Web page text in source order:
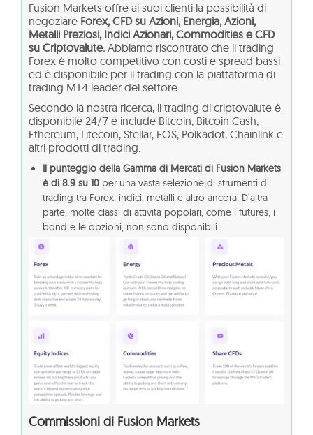
Fusion Markets offre ai suoi clienti la possibilità di
negoziare Forex, CFD su Azioni, Energia, Azioni,
Metalli Preziosi, Indici Azionari, Commodities e CFD
su Criptovalute. Abbiamo riscontrato che il trading
Forex è molto competitivo con costi e spread bassi
ed è disponibile per il trading con la piattaforma di
trading MT4 leader del settore.
Secondo la nostra ricerca, il trading di criptovalute è
disponibile 24/7 e include Bitcoin, Bitcoin Cash,
Ethereum, Litecoin, Stellar, EOS, Polkadot, Chainlink e
altri prodotti di trading.
Il punteggio della Gamma di Mercati di Fusion Markets
è di 8.9 su 10 per una vasta selezione di strumenti di
trading tra Forex, indici, metalli e altro ancora. D’altra
parte, molte classi di attività popolari, come i futures, i
bond e le opzioni, non sono disponibili.
Commissioni di Fusion Markets